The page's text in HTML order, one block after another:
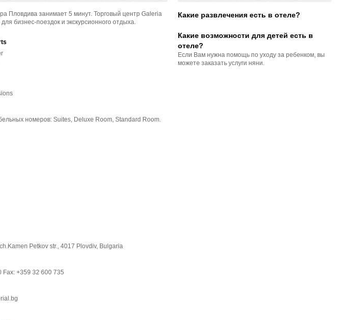
Пловдива занимает 5 минут. Торговый центр Galeria
бизнес-поездок и экскурсионного отдыха.
номеров: Suites, Deluxe Room, Standard Room.
Petkov str., 4017 Plovdiv, Bulgaria
Fax: +359 32 600 735
Какие развлечения есть в отеле?
Какие возможности для детей есть в
отеле?
Если Вам нужна помощь по уходу за ребенком, вы
можете заказать услуги няни.